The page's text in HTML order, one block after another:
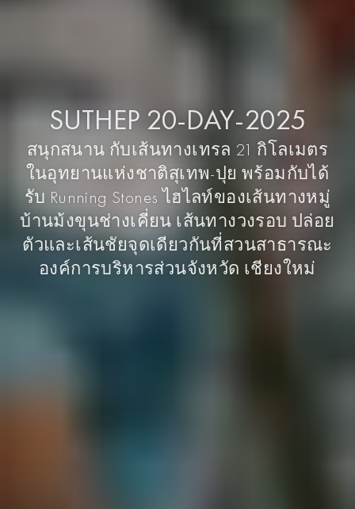
SUTHEP 20-DAY-2025
สนุกสนาน กับเส้นทางเทรล 21 กิโลเมตร
ในอุทยานแห่งชาติสุเทพ-ปุย พร้อมกับได้
รับ Running Stones ไฮไลท์ของเส้นทางหมู่
บ้านม้งขุนช่างเคี่ยน เส้นทางวงรอบ ปล่อย
ตัวและเส้นชัยจุดเดียวกันที่สวนสาธารณะ
องค์การบริหารส่วนจังหวัด เชียงใหม่